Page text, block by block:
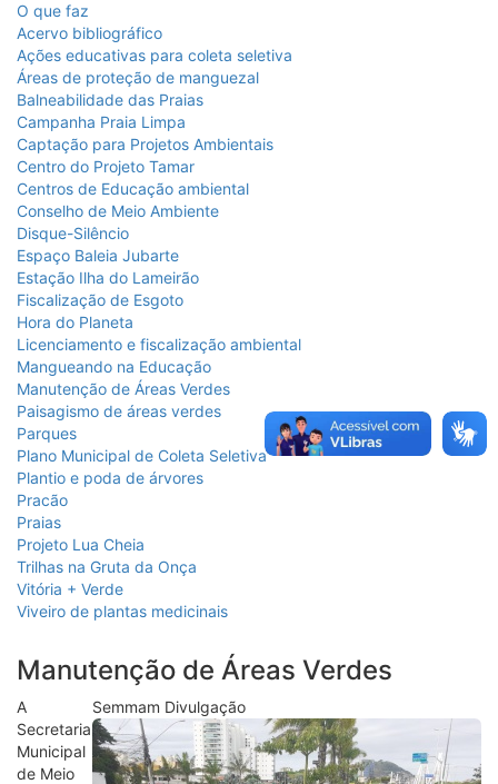
o
conteúdo
desta
página
[]
Ir
para
a
busca
[]
Voltar
para
o
início
deste
menu
[]
O que faz
Acervo bibliográfico
Ações educativas para coleta seletiva
Áreas de proteção de manguezal
Balneabilidade das Praias
Campanha Praia Limpa
Captação para Projetos Ambientais
Centro do Projeto Tamar
Centros de Educação ambiental
Conselho de Meio Ambiente
Disque-Silêncio
Espaço Baleia Jubarte
Estação Ilha do Lameirão
Fiscalização de Esgoto
Hora do Planeta
Licenciamento e fiscalização ambiental
Mangueando na Educação
Manutenção de Áreas Verdes
Paisagismo de áreas verdes
Parques
Plano Municipal de Coleta Seletiva
Plantio e poda de árvores
Pracão
Praias
Projeto Lua Cheia
Trilhas na Gruta da Onça
Vitória + Verde
Viveiro de plantas medicinais
Manutenção de Áreas Verdes
Semmam Divulgação
A
Secretaria
Municipal
de Meio